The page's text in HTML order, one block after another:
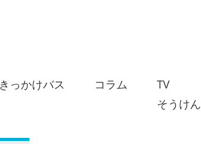
きっかけバス コラム
TV
そうけん